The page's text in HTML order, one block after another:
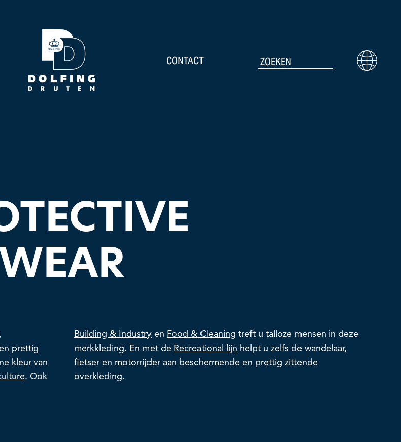
CONTACT
prettig
kleur van
. Ook
Building & Industry en Food & Cleaning treft u talloze mensen in deze
merkkleding. En met de Recreational lijn helpt u zelfs de wandelaar,
fietser en motorrijder aan beschermende en prettig zittende
overkleding.